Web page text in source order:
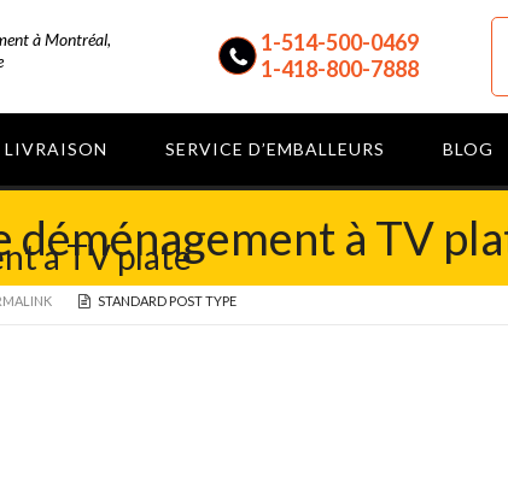
à Montréal,
1-514-500-0469
1-418-800-7888
LIVRAISON SERVICE D’EMBALLEURS BLOG
déménagement à TV
à TV plate
STANDARD POST TYPE